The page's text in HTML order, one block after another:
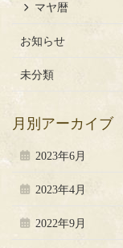
マヤ暦
お知らせ
未分類
月別アーカイブ
2023年6月
2023年4月
2022年9月